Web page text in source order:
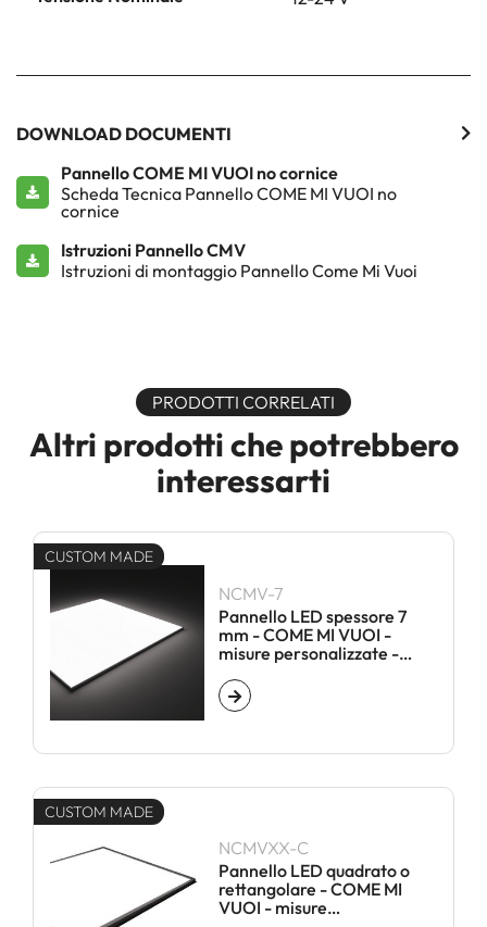
DOWNLOAD DOCUMENTI
Pannello COME MI VUOI no cornice
Scheda Tecnica Pannello COME MI VUOI no
cornice
Istruzioni Pannello CMV
Istruzioni di montaggio Pannello Come Mi Vuoi
PRODOTTI CORRELATI
Altri prodotti che potrebbero
interessarti
NCMV-7
Pannello LED spessore 7
mm - COME MI VUOI -
misure personalizzate -
CUSTOM MADE
NCMVXX-C
Pannello LED quadrato o
rettangolare - COME MI
VUOI - misure
CUSTOM MADE